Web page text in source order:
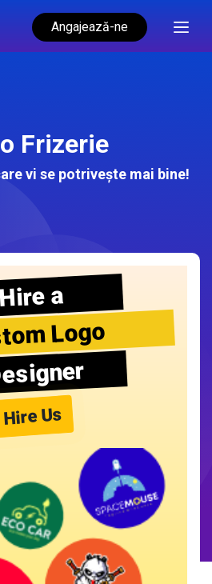
Angajează-ne
Frizerie
vi se potrivește mai bine!
Hire a
Logo
Hire Us